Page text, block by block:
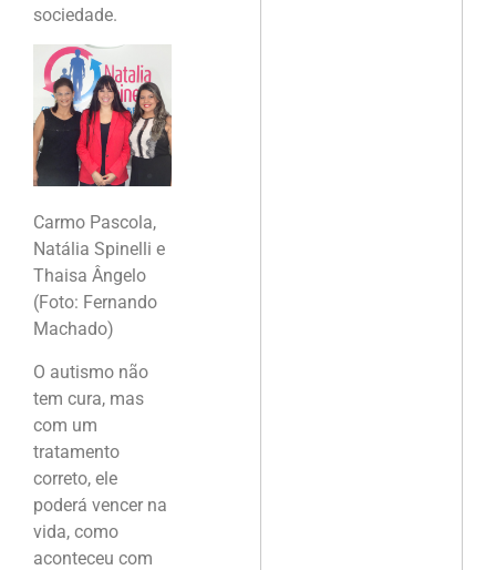
sociedade.
Carmo Pascola,
Natália Spinelli e
Thaisa Ângelo
(Foto: Fernando
Machado)
O autismo não
tem cura, mas
com um
tratamento
correto, ele
poderá vencer na
vida, como
aconteceu com